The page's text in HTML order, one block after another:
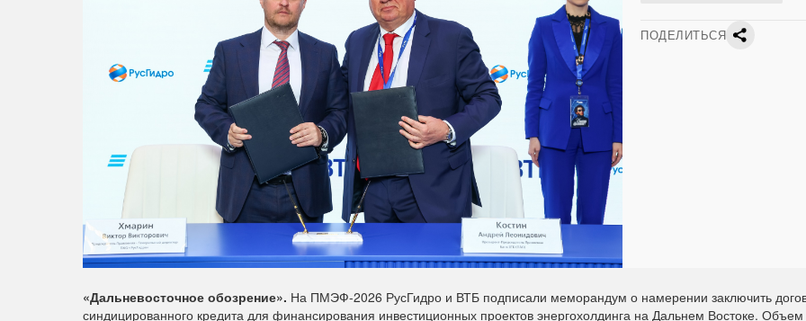
ПОДЕЛИТЬСЯ
«Дальневосточное обозрение». На ПМЭФ-2026 РусГидро и ВТБ подписали меморандум о намерении заключить
синдицированного кредита для финансирования инвестиционных проектов энергохолдинга на Дальнем Востоке. Объем